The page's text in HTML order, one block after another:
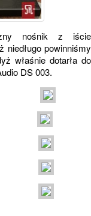
nośnik z iście
powinniśmy
właśnie dotarła do
DS 003.